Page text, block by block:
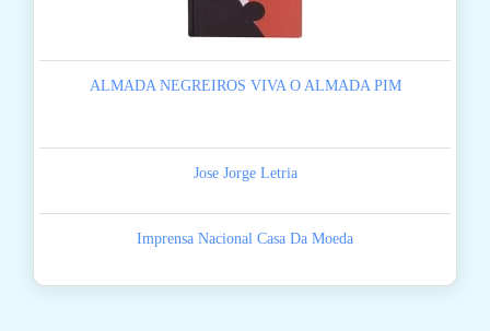
ALMADA NEGREIROS VIVA O ALMADA PIM
Jose Jorge Letria
Imprensa Nacional Casa Da Moeda